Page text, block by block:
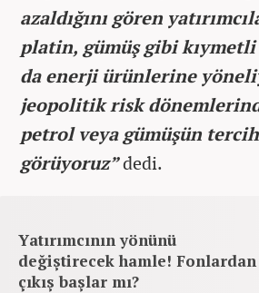
azaldığını gören
platin, gümüş gibi
da enerji ürünlerine
jeopolitik risk
petrol veya gümüşün
görüyoruz”dedi.
Yatırımcının yönünü
değiştirecek hamle! Fonlardan
çıkış başlar mı?